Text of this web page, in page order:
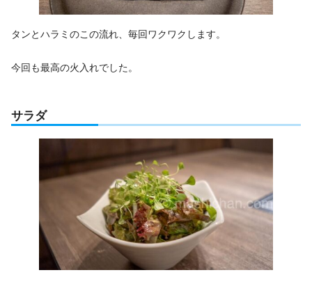
タンとハラミのこの流れ、毎回ワクワクします。
今回も最高の火入れでした。
サラダ